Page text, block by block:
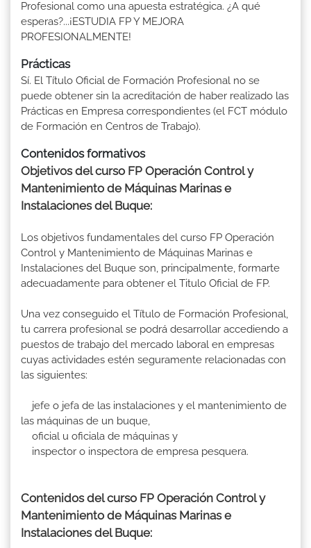
Profesional como una apuesta estratégica. ¿A qué
esperas?...¡ESTUDIA FP Y MEJORA
PROFESIONALMENTE!
Prácticas
Sí. El Título Oficial de Formación Profesional no se
puede obtener sin la acreditación de haber realizado las
Prácticas en Empresa correspondientes (el FCT módulo
de Formación en Centros de Trabajo).
Contenidos formativos
Objetivos del curso FP Operación Control y
Mantenimiento de Máquinas Marinas e
Instalaciones del Buque:
Los objetivos fundamentales del curso FP Operación
Control y Mantenimiento de Máquinas Marinas e
Instalaciones del Buque son, principalmente, formarte
adecuadamente para obtener el Titulo Oficial de FP.
Una vez conseguido el Título de Formación Profesional,
tu carrera profesional se podrá desarrollar accediendo a
puestos de trabajo del mercado laboral en empresas
cuyas actividades estén seguramente relacionadas con
las siguientes:
jefe o jefa de las instalaciones y el mantenimiento de
las máquinas de un buque,
oficial u oficiala de máquinas y
inspector o inspectora de empresa pesquera.
Contenidos del curso FP Operación Control y
Mantenimiento de Máquinas Marinas e
Instalaciones del Buque: